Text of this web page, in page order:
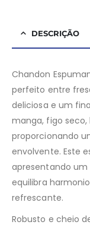
DESCRIÇÃO
Chandon
perfeito entre
deliciosa e um
manga, figo
proporcionando
envolvente. Este
apresentando
equilibra
refrescante.
Robusto e cheio